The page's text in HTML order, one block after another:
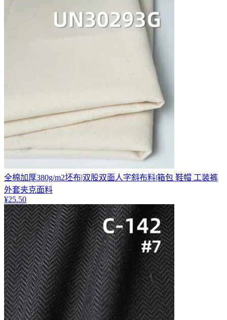
全棉加厚380g/m2坯布|双股双面人字斜布料|箱包 鞋帽 工装裤
外套夹克面料
¥25.50